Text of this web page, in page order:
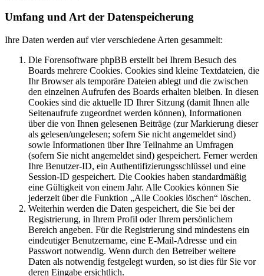
Umfang und Art der Datenspeicherung
Ihre Daten werden auf vier verschiedene Arten gesammelt:
Die Forensoftware phpBB erstellt bei Ihrem Besuch des
Boards mehrere Cookies. Cookies sind kleine Textdateien, die
Ihr Browser als temporäre Dateien ablegt und die zwischen
den einzelnen Aufrufen des Boards erhalten bleiben. In diesen
Cookies sind die aktuelle ID Ihrer Sitzung (damit Ihnen alle
Seitenaufrufe zugeordnet werden können), Informationen
über die von Ihnen gelesenen Beiträge (zur Markierung dieser
als gelesen/ungelesen; sofern Sie nicht angemeldet sind)
sowie Informationen über Ihre Teilnahme an Umfragen
(sofern Sie nicht angemeldet sind) gespeichert. Ferner werden
Ihre Benutzer-ID, ein Authentifizierungsschlüssel und eine
Session-ID gespeichert. Die Cookies haben standardmäßig
eine Gültigkeit von einem Jahr. Alle Cookies können Sie
jederzeit über die Funktion „Alle Cookies löschen“ löschen.
Weiterhin werden die Daten gespeichert, die Sie bei der
Registrierung, in Ihrem Profil oder Ihrem persönlichem
Bereich angeben. Für die Registrierung sind mindestens ein
eindeutiger Benutzername, eine E-Mail-Adresse und ein
Passwort notwendig. Wenn durch den Betreiber weitere
Daten als notwendig festgelegt wurden, so ist dies für Sie vor
deren Eingabe ersichtlich.